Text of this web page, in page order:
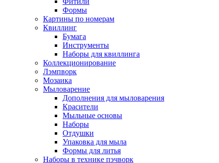
Формы
Картины по номерам
Квиллинг
Бумага
Инструменты
Наборы для квиллинга
Коллекционирование
Лэмпворк
Мозаика
Мыловарение
Дополнения для мыловарения
Красители
Мыльные основы
Наборы
Отдушки
Упаковка для мыла
Формы для литья
Наборы в технике пэчворк